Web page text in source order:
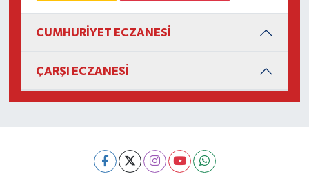
CUMHURİYET ECZANESİ
ÇARŞI ECZANESİ